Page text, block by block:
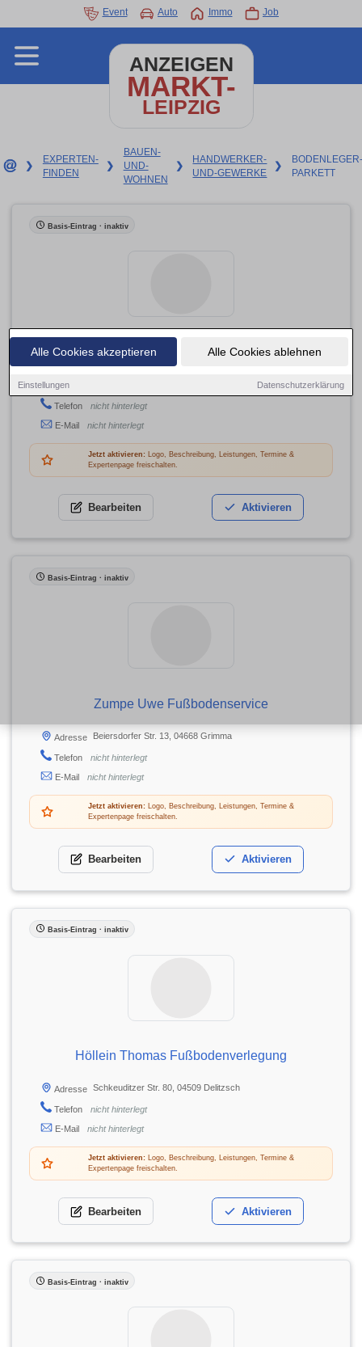
Alle Cookies akzeptieren Alle Cookies ablehnen
Einstellungen Datenschutzerklärung
Event Auto Immo Job
ANZEIGEN
MARKT-
LEIPZIG
❯
EXPERTEN-
FINDEN
❯
BAUEN-
UND-
WOHNEN
❯
HANDWERKER-
UND-GEWERKE
❯
PARKETT
Basis-Eintrag · inaktiv
Behrends Sven Bodenleger
Adresse
Telefon
nicht hinterlegt
E-Mail
nicht hinterlegt
Jetzt aktivieren: Logo, Beschreibung, Leistungen, Termine &
Expertenpage freischalten.
Bearbeiten Aktivieren
Basis-Eintrag · inaktiv
Zumpe Uwe Fußbodenservice
Adresse Beiersdorfer Str. 13, 04668 Grimma
Telefon
nicht hinterlegt
E-Mail
nicht hinterlegt
Jetzt aktivieren:Logo, Beschreibung, Leistungen, Termine &
Expertenpage freischalten.
Bearbeiten Aktivieren
Basis-Eintrag · inaktiv
Höllein Thomas Fußbodenverlegung
Adresse Schkeuditzer Str. 80, 04509 Delitzsch
Telefon
nicht hinterlegt
E-Mail
nicht hinterlegt
Jetzt aktivieren:Logo, Beschreibung, Leistungen, Termine &
Expertenpage freischalten.
Bearbeiten Aktivieren
Basis-Eintrag · inaktiv